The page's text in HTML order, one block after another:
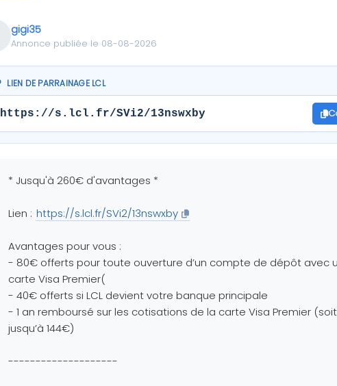
gigi35
Annonce publiée le 08-08-2026
LIEN DE PARRAINAGE LCL
https://s.lcl.fr/SVi2/13nswxby
* Jusqu'à 260€ d'avantages *
Lien : https://s.lcl.fr/SVi2/13nswxby
Avantages pour vous :
- 80€ offerts pour toute ouverture d’un compte de dépôt avec
carte Visa Premier(
- 40€ offerts si LCL devient votre banque principale
- 1 an remboursé sur les cotisations de la carte Visa Premier (soit
jusqu’à 144€)
--------------------